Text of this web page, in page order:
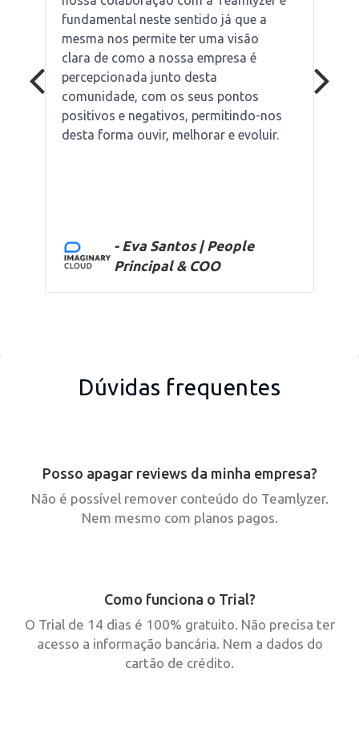
fundamental neste sentido já que a
mesma nos permite ter uma visão
clara de como a nossa empresa é
percepcionada junto desta
comunidade, com os seus pontos
positivos e negativos, permitindo-nos
desta forma ouvir, melhorar e evoluir.
- Eva Santos | People
Principal & COO
Dúvidas frequentes
Posso apagar reviews da minha empresa?
Não é possível remover conteúdo do Teamlyzer.
Nem mesmo com planos pagos.
Como funciona o Trial?
O Trial de 14 dias é 100% gratuito. Não precisa ter
acesso a informação bancária. Nem a dados do
cartão de crédito.